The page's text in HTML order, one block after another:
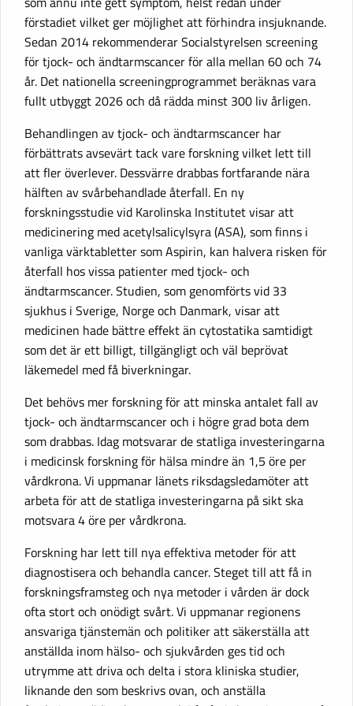
förstadiet vilket ger möjlighet att förhindra insjuknande.
Sedan 2014 rekommenderar Socialstyrelsen screening
för tjock- och ändtarmscancer för alla mellan 60 och 74
år. Det nationella screeningprogrammet beräknas vara
fullt utbyggt 2026 och då rädda minst 300 liv årligen.
Behandlingen av tjock- och ändtarmscancer har
förbättrats avsevärt tack vare forskning vilket lett till
att fler överlever. Dessvärre drabbas fortfarande nära
hälften av svårbehandlade återfall. En ny
forskningsstudie vid Karolinska Institutet visar att
medicinering med acetylsalicylsyra (ASA), som finns i
vanliga värktabletter som Aspirin, kan halvera risken för
återfall hos vissa patienter med tjock- och
ändtarmscancer. Studien, som genomförts vid 33
sjukhus i Sverige, Norge och Danmark, visar att
medicinen hade bättre effekt än cytostatika samtidigt
som det är ett billigt, tillgängligt och väl beprövat
läkemedel med få biverkningar.
Det behövs mer forskning för att minska antalet fall av
tjock- och ändtarmscancer och i högre grad bota dem
som drabbas. Idag motsvarar de statliga investeringarna
i medicinsk forskning för hälsa mindre än 1,5 öre per
vårdkrona. Vi uppmanar länets riksdagsledamöter att
arbeta för att de statliga investeringarna på sikt ska
motsvara 4 öre per vårdkrona.
Forskning har lett till nya effektiva metoder för att
diagnostisera och behandla cancer. Steget till att få in
forskningsframsteg och nya metoder i vården är dock
ofta stort och onödigt svårt. Vi uppmanar regionens
ansvariga tjänstemän och politiker att säkerställa att
anställda inom hälso- och sjukvården ges tid och
utrymme att driva och delta i stora kliniska studier,
liknande den som beskrivs ovan, och anställa